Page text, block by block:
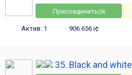
Присоединиться
Актив: 1 906 656 i¢
35. Black and white